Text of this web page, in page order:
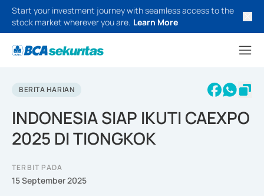
Start your investment journey with seamless access to the
stock market wherever you are. Learn More
BERITA HARIAN
INDONESIA SIAP IKUTI CAEXPO
2025 DI TIONGKOK
TERBIT PADA
15 September 2025